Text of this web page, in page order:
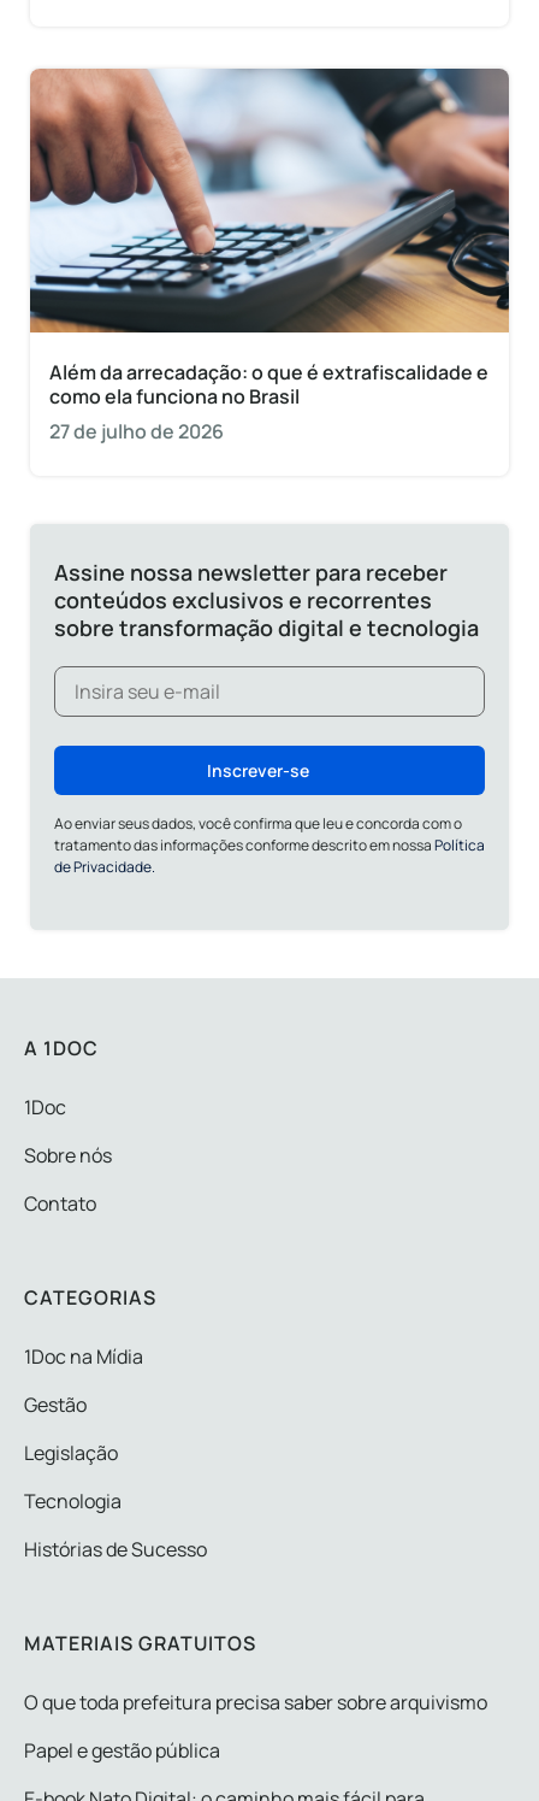
Além da arrecadação: o que é extrafiscalidade e
como ela funciona no Brasil
27 de julho de 2026
Assine nossa newsletter para receber
conteúdos exclusivos e recorrentes
sobre transformação digital e tecnologia
Inscrever-se
Ao enviar seus dados, você confirma que leu e concorda com o
tratamento das informações conforme descrito em nossaPolítica
de Privacidade.
A 1DOC
1Doc
Sobre nós
Contato
CATEGORIAS
1Doc na Mídia
Gestão
Legislação
Tecnologia
Histórias de Sucesso
MATERIAIS GRATUITOS
O que toda prefeitura precisa saber sobre arquivismo
Papel e gestão pública